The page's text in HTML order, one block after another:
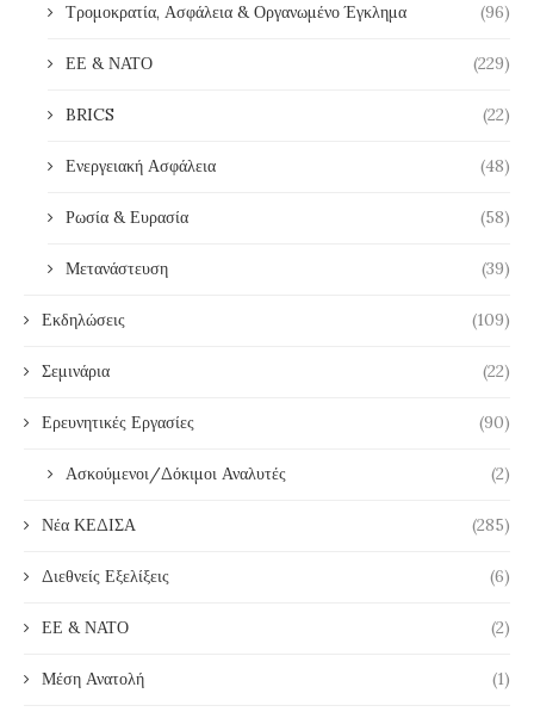
Τρομοκρατία, Ασφάλεια & Οργανωμένο Έγκλημα (96)
ΕΕ & ΝΑΤΟ (229)
BRICS (22)
Ενεργειακή Ασφάλεια (48)
Ρωσία & Ευρασία (58)
Μετανάστευση (39)
Εκδηλώσεις (109)
Σεμινάρια (22)
Ερευνητικές Εργασίες (90)
Ασκούμενοι/Δόκιμοι Αναλυτές (2)
Νέα ΚΕΔΙΣΑ (285)
Διεθνείς Εξελίξεις (6)
ΕΕ & ΝΑΤΟ (2)
Μέση Ανατολή (1)